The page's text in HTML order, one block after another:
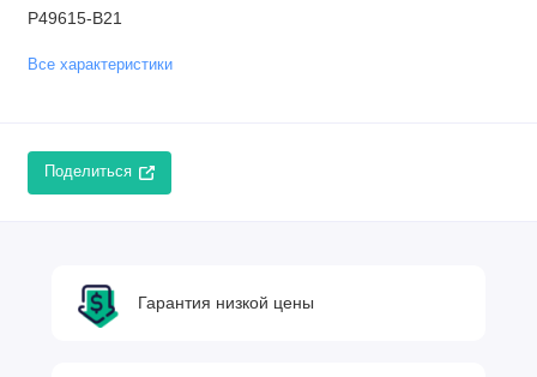
P49615-B21
Все характеристики
Поделиться
Гарантия низкой цены